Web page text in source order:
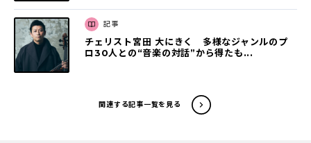
記事
チェリスト宮田 大にきく 多様なジャンルのプ
ロ30人との“音楽の対話”から得たも...
関連する記事一覧を見る